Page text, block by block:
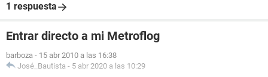
1 respuesta
Entrar directo a mi Metroflog
barboza - 15 abr 2010 a las 16:38
José_Bautista - 5 abr 2020 a las 10:29